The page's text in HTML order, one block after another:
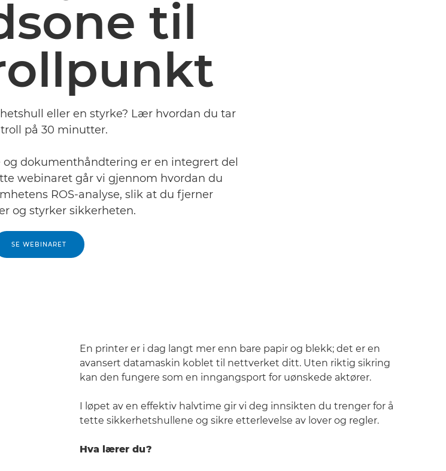
til
eller en styrke? Lær hvordan du tar
på 30 minutter.
dokumenthåndtering er en integrert del
webinaret går vi gjennom hvordan du
ROS-analyse, slik at du fjerner
og styrker sikkerheten.
SE WEBINARET
En printer er i dag langt mer enn bare papir og blekk; det er en
avansert datamaskin koblet til nettverket ditt. Uten riktig sikring
kan den fungere som en inngangsport for uønskede aktører.
I løpet av en effektiv halvtime gir vi deg innsikten du trenger for å
tette sikkerhetshullene og sikre etterlevelse av lover og regler.
Hva lærer du?